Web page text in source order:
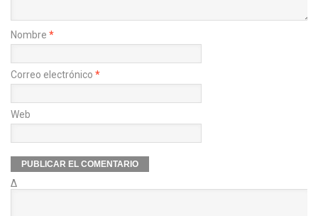
Nombre *
Correo electrónico *
Web
Δ